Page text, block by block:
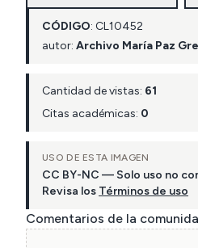
CÓDIGO: CL10452
autor: Archivo María Paz
Cantidad de vistas: 61
Citas académicas: 0
USO DE ESTA IMAGEN
CC BY-NC — Solo uso no
Revisa los Términos de uso
Comentarios de la